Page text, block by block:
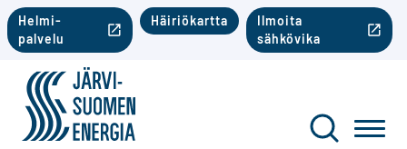
Siirry sisältöön
Toinen valikko mobiili
Helmi-
palvelu
Häiriökartta
Ilmoita
sähkövika
Järvi-Suomen Energia
Toinen
Haku